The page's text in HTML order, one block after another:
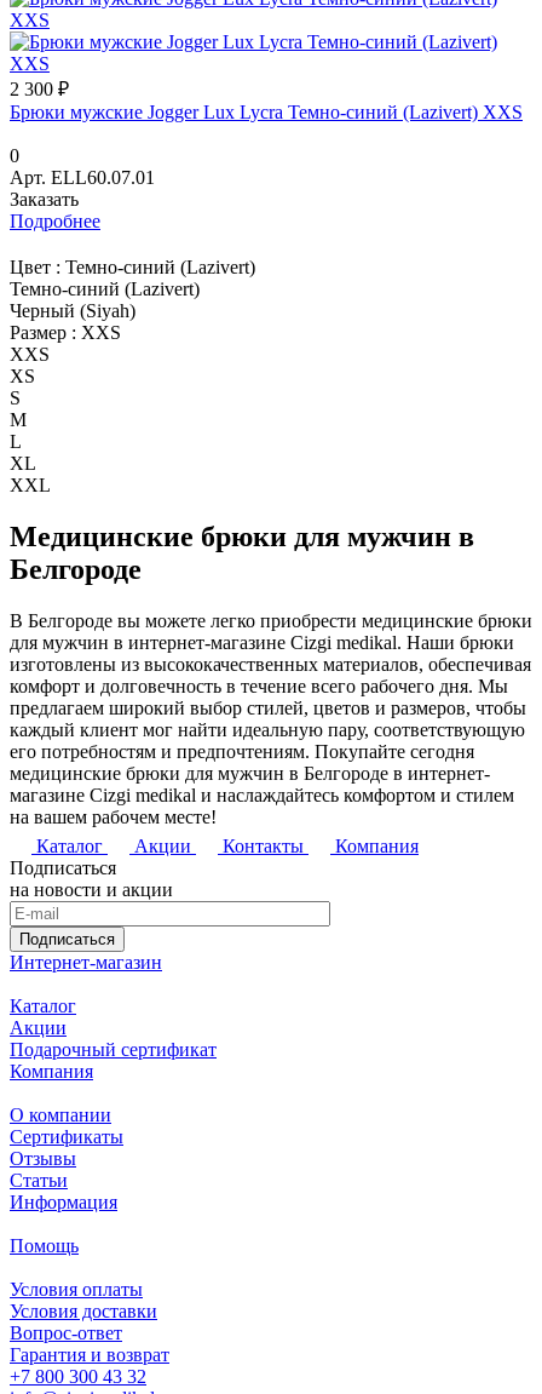
2 300 ₽
Брюки мужские Jogger Lux Lycra Темно-синий (Lazivert) XXS
0
Арт. ELL60.07.01
Заказать
Подробнее
Цвет : Темно-синий (Lazivert)
Темно-синий (Lazivert)
Черный (Siyah)
Размер : XXS
XXS
XS
S
M
L
XL
XXL
Медицинские брюки для мужчин в
Белгороде
В Белгороде вы можете легко приобрести медицинские брюки
для мужчин в интернет-магазине Cizgi medikal. Наши брюки
изготовлены из высококачественных материалов, обеспечивая
комфорт и долговечность в течение всего рабочего дня. Мы
предлагаем широкий выбор стилей, цветов и размеров, чтобы
каждый клиент мог найти идеальную пару, соответствующую
его потребностям и предпочтениям. Покупайте сегодня
медицинские брюки для мужчин в Белгороде в интернет-
магазине Cizgi medikal и наслаждайтесь комфортом и стилем
на вашем рабочем месте!
Каталог
Акции Контакты
Компания
Подписаться
на новости и акции
Подписаться
Интернет-магазин
Каталог
Акции
Подарочный сертификат
Компания
О компании
Сертификаты
Отзывы
Статьи
Информация
Помощь
Условия оплаты
Условия доставки
Вопрос-ответ
Гарантия и возврат
+7 800 300 43 32